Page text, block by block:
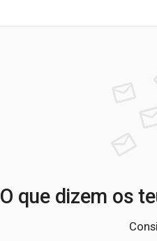
O que dizem os